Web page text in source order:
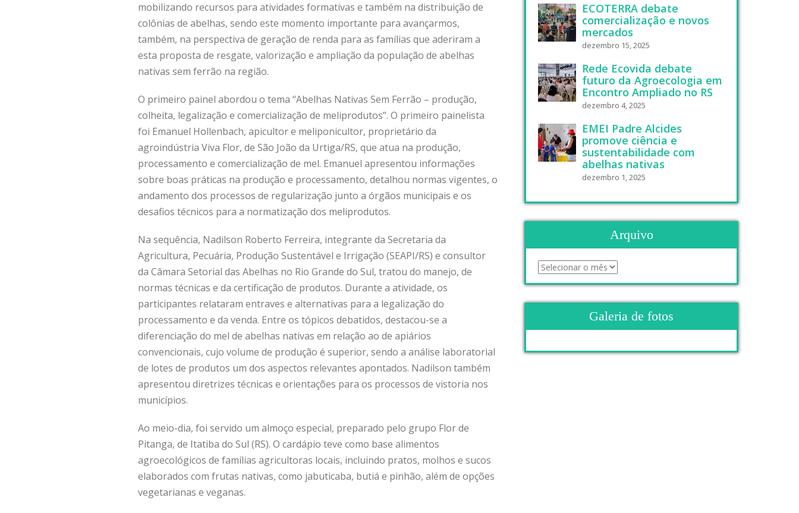
mobilizando recursos para atividades formativas e também na distribuição de
colônias de abelhas, sendo este momento importante para avançarmos,
também, na perspectiva de geração de renda para as famílias que aderiram a
esta proposta de resgate, valorização e ampliação da população de abelhas
nativas sem ferrão na região.
O primeiro painel abordou o tema “Abelhas Nativas Sem Ferrão – produção,
colheita, legalização e comercialização de meliprodutos”. O primeiro painelista
foi Emanuel Hollenbach, apicultor e meliponicultor, proprietário da
agroindústria Viva Flor, de São João da Urtiga/RS, que atua na produção,
processamento e comercialização de mel. Emanuel apresentou informações
sobre boas práticas na produção e processamento, detalhou normas vigentes, o
andamento dos processos de regularização junto a órgãos municipais e os
desafios técnicos para a normatização dos meliprodutos.
Na sequência, Nadilson Roberto Ferreira, integrante da Secretaria da
Agricultura, Pecuária, Produção Sustentável e Irrigação (SEAPI/RS) e consultor
da Câmara Setorial das Abelhas no Rio Grande do Sul, tratou do manejo, de
normas técnicas e da certificação de produtos. Durante a atividade, os
participantes relataram entraves e alternativas para a legalização do
processamento e da venda. Entre os tópicos debatidos, destacou-se a
diferenciação do mel de abelhas nativas em relação ao de apiários
convencionais, cujo volume de produção é superior, sendo a análise laboratorial
de lotes de produtos um dos aspectos relevantes apontados. Nadilson também
apresentou diretrizes técnicas e orientações para os processos de vistoria nos
municípios.
Ao meio-dia, foi servido um almoço especial, preparado pelo grupo Flor de
Pitanga, de Itatiba do Sul (RS). O cardápio teve como base alimentos
agroecológicos de famílias agricultoras locais, incluindo pratos, molhos e sucos
elaborados com frutas nativas, como jabuticaba, butiá e pinhão, além de opções
vegetarianas e veganas.
ECOTERRA debate
comercialização e novos
mercados
dezembro 15, 2025
Rede Ecovida debate
futuro da Agroecologia em
Encontro Ampliado no RS
dezembro 4, 2025
EMEI Padre Alcides
promove ciência e
sustentabilidade com
abelhas nativas
dezembro 1, 2025
Arquivo
Galeria de fotos